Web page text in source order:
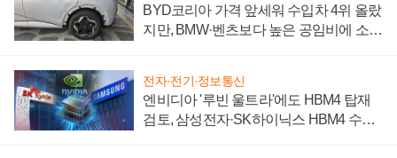
BYD코리아 가격 앞세워 수입차 4위 올랐
지만, BMW·벤츠보다 높은 공임비에 소비
전자·전기·정보통신
엔비디아 '루빈 울트라'에도 HBM4 탑재
검토, 삼성전자·SK하이닉스 HBM4 수율